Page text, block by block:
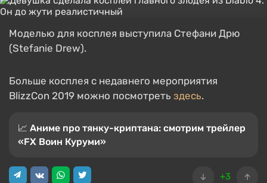
Моделью для косплея выступила Стефани Дрю
(Stefanie Drew).
Больше косплея с недавнего мероприятия
BlizzCon 2019 можно посмотреть здесь.
📈 Аниме про тянку-криптана: смотрим трейлер
«FX Воин Куруми»
+3